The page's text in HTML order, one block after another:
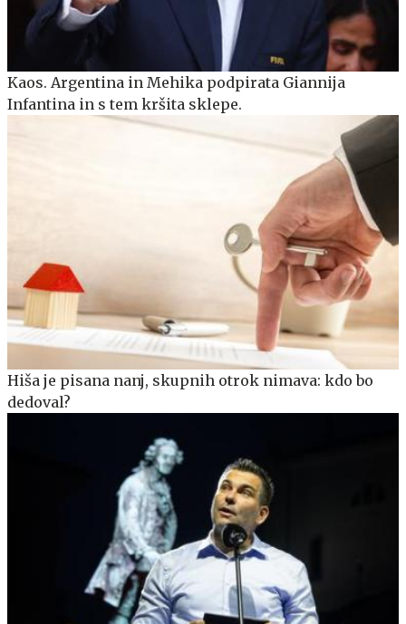
Kaos. Argentina in Mehika podpirata Giannija
Infantina in s tem kršita sklepe.
Hiša je pisana nanj, skupnih otrok nimava: kdo bo
dedoval?